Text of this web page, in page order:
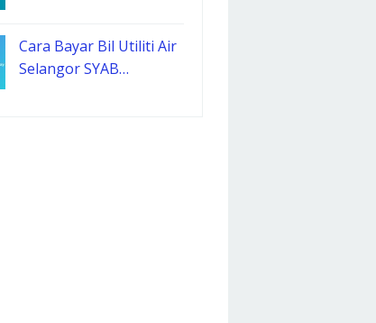
Cara Bayar Bil Utiliti Air
Selangor SYAB…